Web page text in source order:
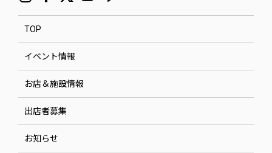
TOP
イベント情報
お店＆施設情報
出店者募集
お知らせ